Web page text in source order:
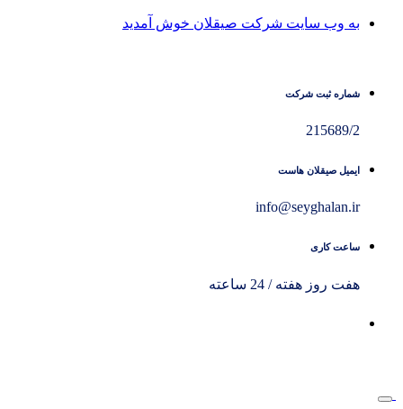
به وب سایت شرکت صیقلان خوش آمدید
شماره ثبت شرکت
215689/2
ایمیل صیقلان هاست
info@seyghalan.ir
ساعت کاری
هفت روز هفته / 24 ساعته